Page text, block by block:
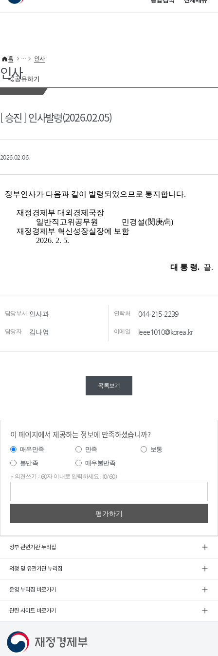
이 누리집은 대한민국 공식 전자정부 누리집입니다.
공유하기
홈 인사
인사
[ 승진 ] 인사발령(2026.02.05)
2026.02.06.
담당부서 인사과 연락처 044-215-2239
담당자 김나영 이메일 leee1010@korea.kr
목록보기
이 페이지에서 제공하는 정보에 만족하셨습니까?
매우만족 만족
보통
불만족
매우불만족
* 의견쓰기 : 60자 이내로 입력하세요. (0/60)
정부 관련기관 누리집
외청 및 유관기관 누리집
운영 누리집 바로가기
관련 사이트 바로가기